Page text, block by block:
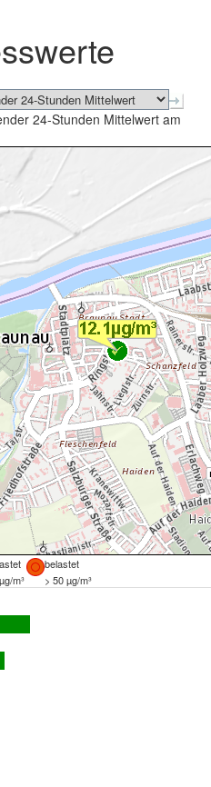
schließen
24-Stunden Mittelwert am
belastet
m³ > 50 µg/m³